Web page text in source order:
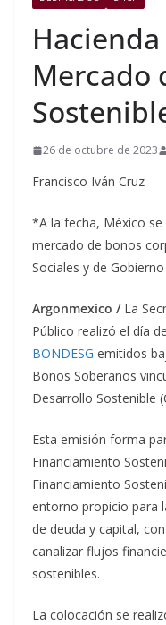
Mercado
26 de octubre de 2023
Francisco Iván Cruz
*A la fecha, México
mercado de bonos
Sociales y de
Argonmexico / La
Público realizó el día
BONDESG emitidos
Bonos Soberanos
Desarrollo Sostenible
Esta emisión forma
Financiamiento
Financiamiento
entorno propicio para
de deuda y capital,
canalizar flujos
sostenibles.
La colocación se